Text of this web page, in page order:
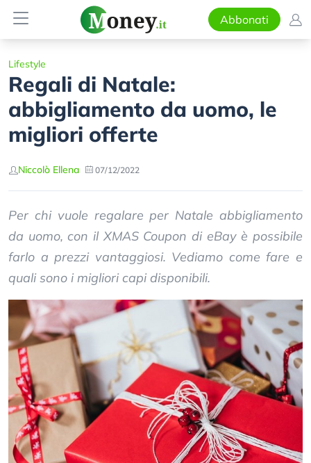
Abbonati
Lifestyle
Regali di Natale:
abbigliamento da uomo, le
migliori offerte
Niccolò Ellena 07/12/2022
Per chi vuole regalare per Natale abbigliamento
da uomo, con il XMAS Coupon di eBay è possibile
farlo a prezzi vantaggiosi. Vediamo come fare e
quali sono i migliori capi disponibili.